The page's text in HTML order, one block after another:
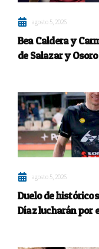
agosto 5, 2026
Bea Caldera y
de Salazar y
agosto 5, 2026
Duelo de
Díaz lucharán por